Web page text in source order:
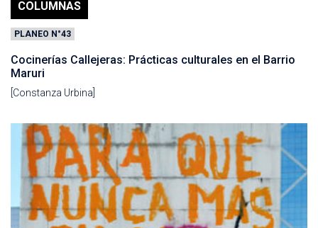
COLUMNAS
PLANEO N°43
Cocinerías Callejeras: Prácticas culturales en el Barrio
Maruri
[Constanza Urbina]